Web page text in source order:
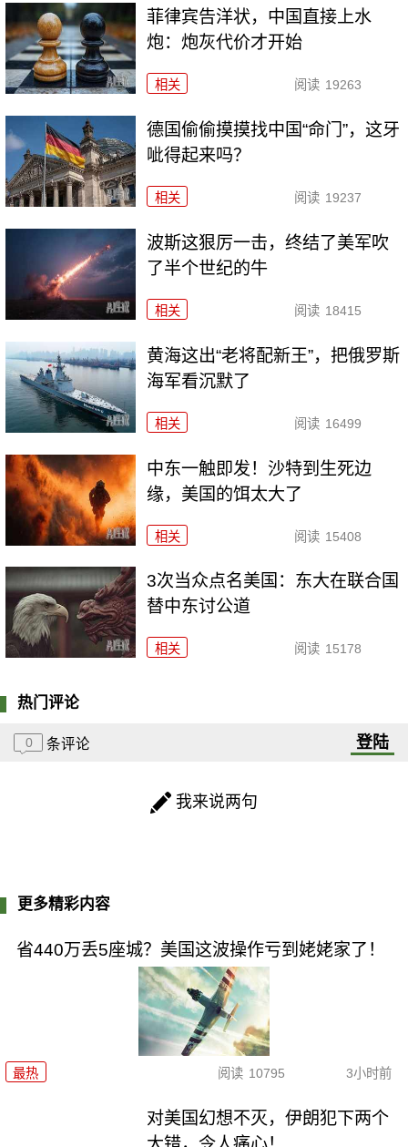
菲律宾告洋状，中国直接上水
炮：炮灰代价才开始
相关 阅读 19263
德国偷偷摸摸找中国“命门”，这牙
呲得起来吗？
相关 阅读 19237
波斯这狠厉一击，终结了美军吹
了半个世纪的牛
相关 阅读 18415
黄海这出“老将配新王”，把俄罗斯
海军看沉默了
相关 阅读 16499
中东一触即发！沙特到生死边
缘，美国的饵太大了
相关 阅读 15408
3次当众点名美国：东大在联合国
替中东讨公道
相关 阅读 15178
热门评论
0 条评论 登陆
我来说两句
更多精彩内容
省440万丢5座城？美国这波操作亏到姥姥家了！
最热 阅读 10795 3小时前
对美国幻想不灭，伊朗犯下两个